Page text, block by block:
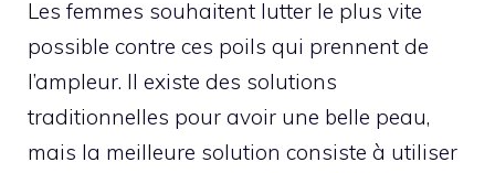
Les femmes souhaitent lutter le plus vite
possible contre ces poils qui prennent de
l’ampleur. Il existe des solutions
traditionnelles pour avoir une belle peau,
mais la meilleure solution consiste à utiliser